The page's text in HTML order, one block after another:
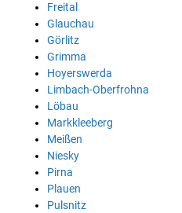
Freital
Glauchau
Görlitz
Grimma
Hoyerswerda
Limbach-Oberfrohna
Löbau
Markkleeberg
Meißen
Niesky
Pirna
Plauen
Pulsnitz